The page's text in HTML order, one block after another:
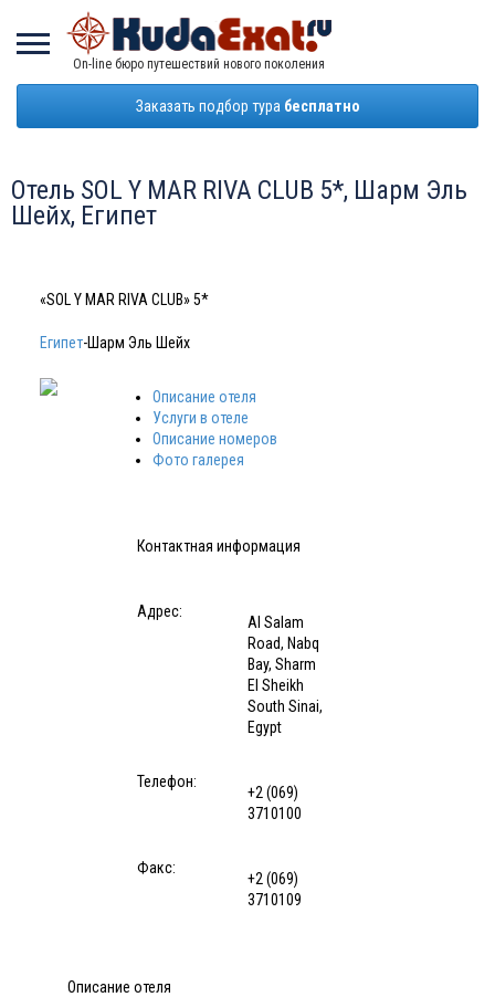
On-line бюро путешествий нового поколения
Заказать подбор тура бесплатно
Отель SOL Y MAR RIVA CLUB 5*, Шарм Эль
Шейх, Египет
«SOL Y MAR RIVA CLUB» 5*
Египет-Шарм Эль Шейх
Описание отеля
Услуги в отеле
Описание номеров
Фото галерея
Контактная информация
Адрес:
Al Salam
Road, Nabq
Bay, Sharm
El Sheikh
South Sinai,
Egypt
Телефон:
+2 (069)
3710100
Факс:
+2 (069)
3710109
Описание отеля